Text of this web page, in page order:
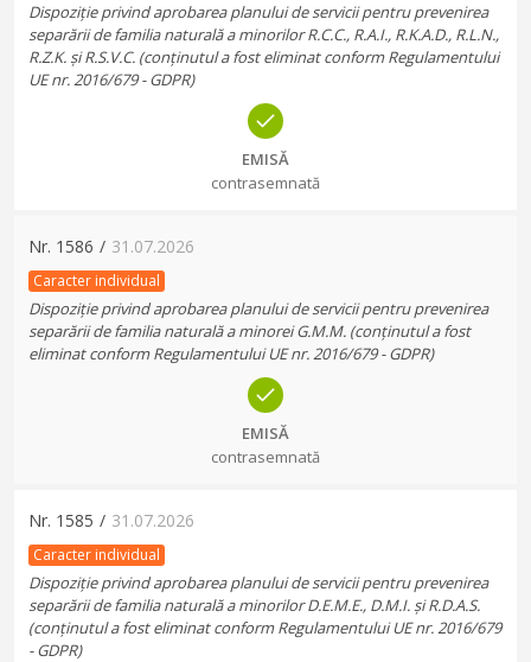
Dispoziție privind aprobarea planului de servicii pentru prevenirea
separării de familia naturală a minorilor R.C.C., R.A.I., R.K.A.D., R.L.N.,
R.Z.K. și R.S.V.C. (conținutul a fost eliminat conform Regulamentului
UE nr. 2016/679 - GDPR)
EMISĂ
contrasemnată
Nr. 1586 / 31.07.2026
Caracter individual
Dispoziție privind aprobarea planului de servicii pentru prevenirea
separării de familia naturală a minorei G.M.M. (conținutul a fost
eliminat conform Regulamentului UE nr. 2016/679 - GDPR)
EMISĂ
contrasemnată
Nr. 1585 / 31.07.2026
Caracter individual
Dispoziție privind aprobarea planului de servicii pentru prevenirea
separării de familia naturală a minorilor D.E.M.E., D.M.I. și R.D.A.S.
(conținutul a fost eliminat conform Regulamentului UE nr. 2016/679
- GDPR)